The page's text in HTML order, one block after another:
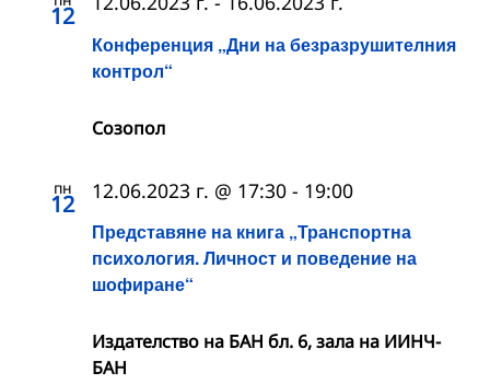
12
Конференция „Дни на безразрушителния
контрол“
Созопол
пн
12
Представяне на книга „Транспортна
психология. Личност и поведение на
шофиране“
12.06.2023 г. @ 17:30 - 19:00
Издателство на БАН бл. 6, зала на ИИНЧ-
БАН